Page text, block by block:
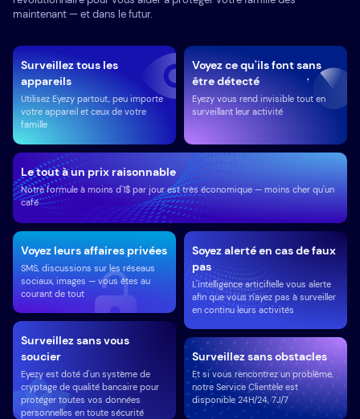
maintenant — et dans le futur.
Surveillez tous les
appareils
Utilisez Eyezy partout, peu importe
votre appareil et ceux de votre
famille
Voyez ce qu'ils font sans
être détecté
Eyezy vous rend invisible tout en
surveillant leur activité
Surveillez sans vous
soucier
Eyezy est doté d'un système de
cryptage de qualité bancaire pour
protéger toutes vos données
personnelles en toute sécurité
Voyez leurs affaires privées
SMS, discussions sur les réseaus
sociaux, images — vous êtes au
courant de tout
Le tout à un prix raisonnable
Notre formule à moins d'1$ par jour est très économique — moins cher qu'un
café
Soyez alerté en cas de faux
pas
L'intelligence articifielle vous alerte
afin que vous n'ayez pas à surveiller
en continu leurs activités
Surveillez sans obstacles
Et si vous rencontrez un problème,
notre Service Clientèle est
disponible 24H/24, 7J/7